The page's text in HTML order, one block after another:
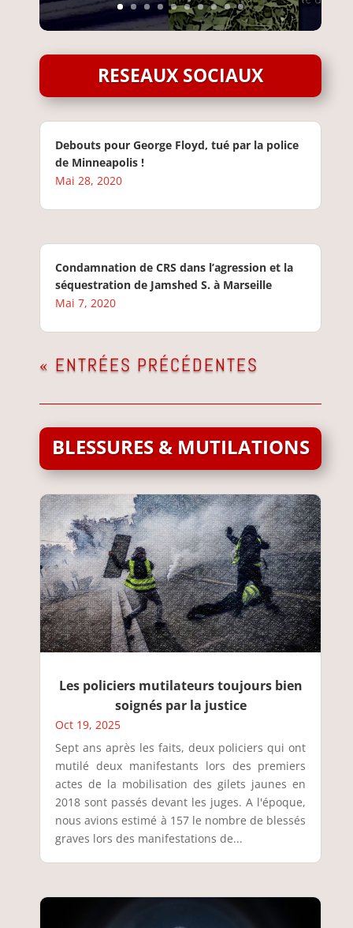
RESEAUX SOCIAUX
Debouts pour George Floyd, tué par la police
de Minneapolis !
Mai 28, 2020
Condamnation de CRS dans l’agression et la
séquestration de Jamshed S. à Marseille
Mai 7, 2020
« ENTRÉES PRÉCÉDENTES
BLESSURES & MUTILATIONS
Les policiers mutilateurs toujours bien
soignés par la justice
Oct 19, 2025
Sept ans après les faits, deux policiers qui ont
mutilé deux manifestants lors des premiers
actes de la mobilisation des gilets jaunes en
2018 sont passés devant les juges. A l'époque,
nous avions estimé à 157 le nombre de blessés
graves lors des manifestations de...